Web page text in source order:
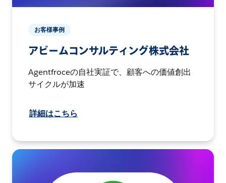
お客様事例
アビームコンサルティング株式会社
Agentfroceの自社実証で、顧客への価値創出
サイクルが加速
詳細はこちら